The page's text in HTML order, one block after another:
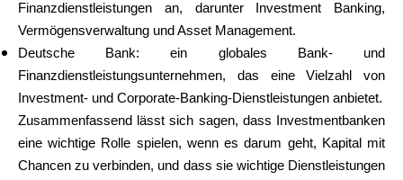
Finanzdienstleistungen an, darunter Investment Banking,
Vermögensverwaltung und Asset Management.
Deutsche Bank: ein globales Bank- und
Finanzdienstleistungsunternehmen, das eine Vielzahl von
Investment- und Corporate-Banking-Dienstleistungen anbietet.
Zusammenfassend lässt sich sagen, dass Investmentbanken
eine wichtige Rolle spielen, wenn es darum geht, Kapital mit
Chancen zu verbinden, und dass sie wichtige Dienstleistungen